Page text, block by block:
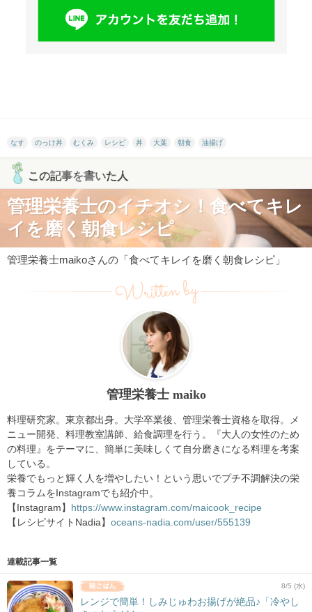
なす のっけ丼 むくみ レシピ 丼 大葉 朝食 油揚げ
この記事を書いた人
管理栄養士のイチオシ！食べてキレ
イを磨く朝食レシピ
管理栄養士maikoさんの「食べてキレイを磨く朝食レシピ」
Written by
管理栄養士 maiko
料理研究家。東京都出身。大学卒業後、管理栄養士資格を取得。メ
ニュー開発、料理教室講師、給食調理を行う。『大人の女性のため
の料理』をテーマに、簡単に美味しくて自分磨きになる料理を考案
している。
栄養でもっと輝く人を増やしたい！という思いでプチ不調解決の栄
養コラムをInstagramでも紹介中。
【Instagram】
https://www.instagram.com/maicook_recipe
【レシピサイトNadia】 oceans-nadia.com/user/555139
連載記事一覧
8/5 (水)
レンジで簡単！しみじゅわお揚げが絶品♪「冷やし